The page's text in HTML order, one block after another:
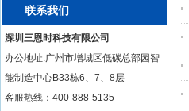
联系我们
深圳三恩时科技有限公司
办公地址:广州市增城区低碳总部园智
能制造中心B33栋6、7、8层
客服热线： 400-888-5135